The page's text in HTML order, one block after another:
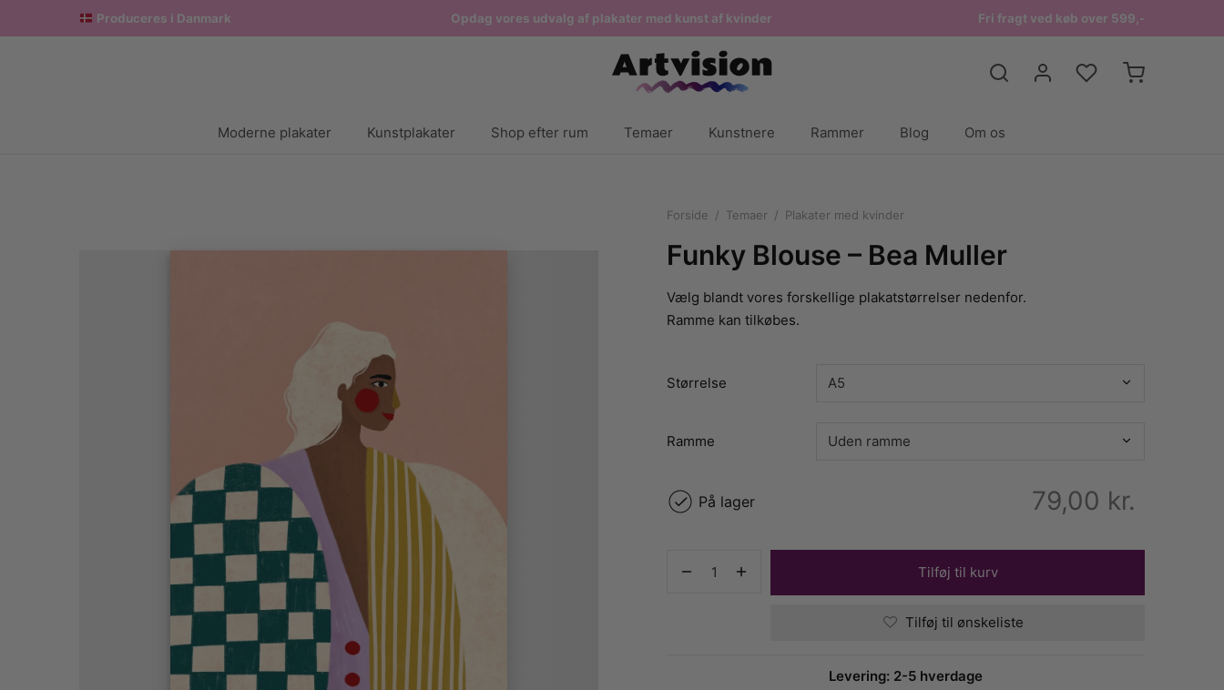
Produceres i Danmark Opdag vores udvalg af plakater med kunst af kvinder Fri fragt ved køb over 599,-
Moderne plakater Kunstplakater Shop efter rum Temaer Kunstnere Rammer Blog Om os
Forside / Temaer / Plakater med kvinder
Funky Blouse – Bea Muller
Vælg blandt vores forskellige plakatstørrelser nedenfor.
Ramme kan tilkøbes.
Størrelse
Ramme
79,00 kr.
På lager
Tilføj til kurv
Tilføj til ønskeliste
Levering: 2-5 hverdage